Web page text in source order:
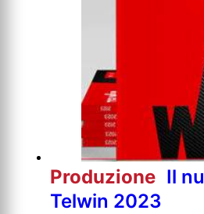
Produzione Il
Telwin 2023